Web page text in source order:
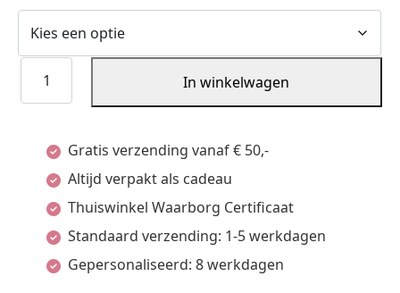
Ring
Blauw
Zirkonia
Halo
Zilver
Gerhodineerd
In winkelwagen
Gratis verzending vanaf € 50,-
Altijd verpakt als cadeau
Thuiswinkel Waarborg Certificaat
Standaard verzending: 1-5 werkdagen
Gepersonaliseerd: 8 werkdagen